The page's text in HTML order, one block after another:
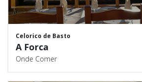
Celorico de Basto
A Forca
Onde Comer